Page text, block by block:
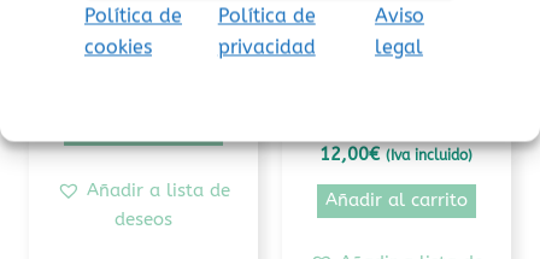
Política de
cookies
Política de
privacidad
Aviso
legal
Amor
El unicornio azul
Añadir a lista de
deseos
Amor
El libro violeta. Más
12,00€ (Iva incluido)
Añadir al carrito